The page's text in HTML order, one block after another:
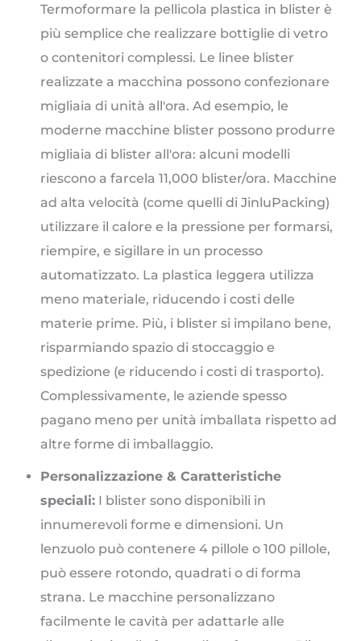
Termoformare la pellicola plastica in blister è
più semplice che realizzare bottiglie di vetro
o contenitori complessi. Le linee blister
realizzate a macchina possono confezionare
migliaia di unità all'ora. Ad esempio, le
moderne macchine blister possono produrre
migliaia di blister all'ora: alcuni modelli
riescono a farcela 11,000 blister/ora. Macchine
ad alta velocità (come quelli di JinluPacking)
utilizzare il calore e la pressione per formarsi,
riempire, e sigillare in un processo
automatizzato. La plastica leggera utilizza
meno materiale, riducendo i costi delle
materie prime. Più, i blister si impilano bene,
risparmiando spazio di stoccaggio e
spedizione (e riducendo i costi di trasporto).
Complessivamente, le aziende spesso
pagano meno per unità imballata rispetto ad
altre forme di imballaggio.
Personalizzazione & Caratteristiche
speciali: I blister sono disponibili in
innumerevoli forme e dimensioni. Un
lenzuolo può contenere 4 pillole o 100 pillole,
può essere rotondo, quadrati o di forma
strana. Le macchine personalizzano
facilmente le cavità per adattarle alle